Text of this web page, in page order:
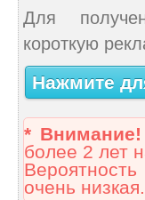
Для
короткую
Нажмите
* Внимание!
более 2 лет
очень низкая.